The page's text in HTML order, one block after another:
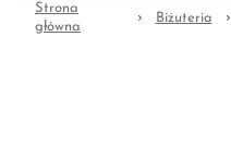
Strona
główna
Biżuteria